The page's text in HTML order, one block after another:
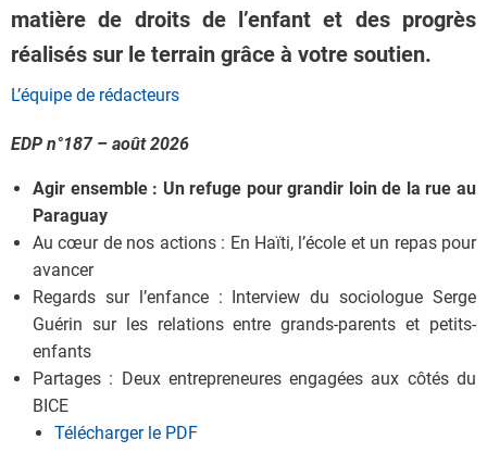
matière de droits de l’enfant et des progrès
réalisés sur le terrain grâce à votre soutien.
L’équipe de rédacteurs
EDP n°187 – août 2026
Agir ensemble : Un refuge pour grandir loin de la rue au
Paraguay
Au cœur de nos actions : En Haïti, l’école et un repas pour
avancer
Regards sur l’enfance : Interview du sociologue Serge
Guérin sur les relations entre grands-parents et petits-
enfants
Partages : Deux entrepreneures engagées aux côtés du
BICE
Télécharger le PDF